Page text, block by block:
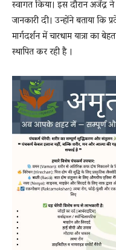
स्वागत किया। इस दौरान अजेंद्र
जानकारी दी। उन्होंने बताया
मार्गदर्शन में चारधाम यात्रा का
स्थापित कर रही है ।